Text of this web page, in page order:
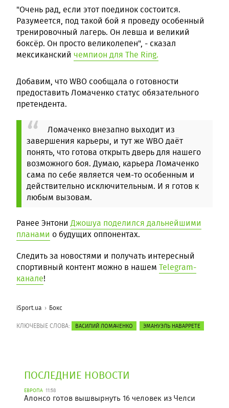
"Очень рад, если этот поединок состоится.
Разумеется, под такой бой я проведу особенный
тренировочный лагерь. Он левша и великий
боксёр. Он просто великолепен", - сказал
мексиканский чемпион для The Ring.
Добавим, что WBO сообщала о готовности
предоставить Ломаченко статус обязательного
претендента.
Ломаченко внезапно выходит из
завершения карьеры, и тут же WBO даёт
понять, что готова открыть дверь для нашего
возможного боя. Думаю, карьера Ломаченко
сама по себе является чем-то особенным и
действительно исключительным. И я готов к
любым вызовам.
Ранее ЭнтониДжошуа поделился дальнейшими
планами о будущих оппонентах.
Следить за новостями и получать интересный
спортивный контент можно в нашем Telegram-
канале!
iSport.ua Бокс
КЛЮЧЕВЫЕ СЛОВА: ВАСИЛИЙ ЛОМАЧЕНКО ЭМАНУЭЛЬ НАВАРРЕТЕ
ПОСЛЕДНИЕ НОВОСТИ
ЕВРОПА 11:58
Алонсо готов вышвырнуть 16 человек из Челси